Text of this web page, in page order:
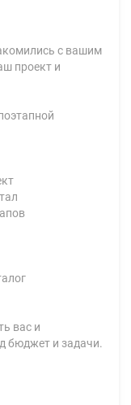
с вашим
проект и
вас и
бюджет и задачи.